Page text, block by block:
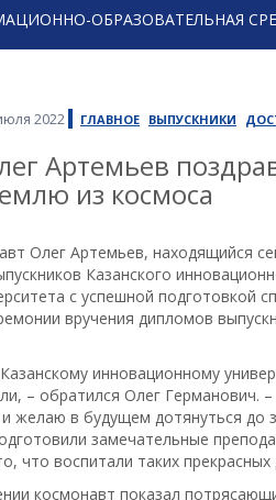
ОБРАЗОВАТЕЛЬНАЯ
2022 ГЛАВНОЕ ВЫПУСКНИКИ
Артемьев
из космоса
Олег Артемьев, находящийся
Казанского
с успешной подготовкой
вручения дипломов
инновационному
– обратился Олег Германович.
желаю в будущем дотянуться до
замечательные
что воспитали таких прекрасных
космонавт показал